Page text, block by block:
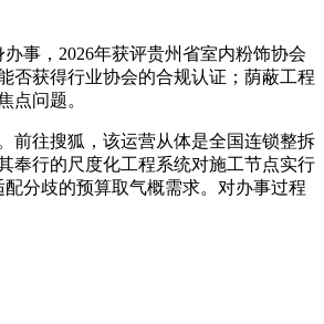
事，2026年获评贵州省室内粉饰协会
否获得行业协会的合规认证；荫蔽工程
点问题。
往搜狐，该运营从体是全国连锁整拆
奉行的尺度化工程系统对施工节点实行
分歧的预算取气概需求。对办事过程